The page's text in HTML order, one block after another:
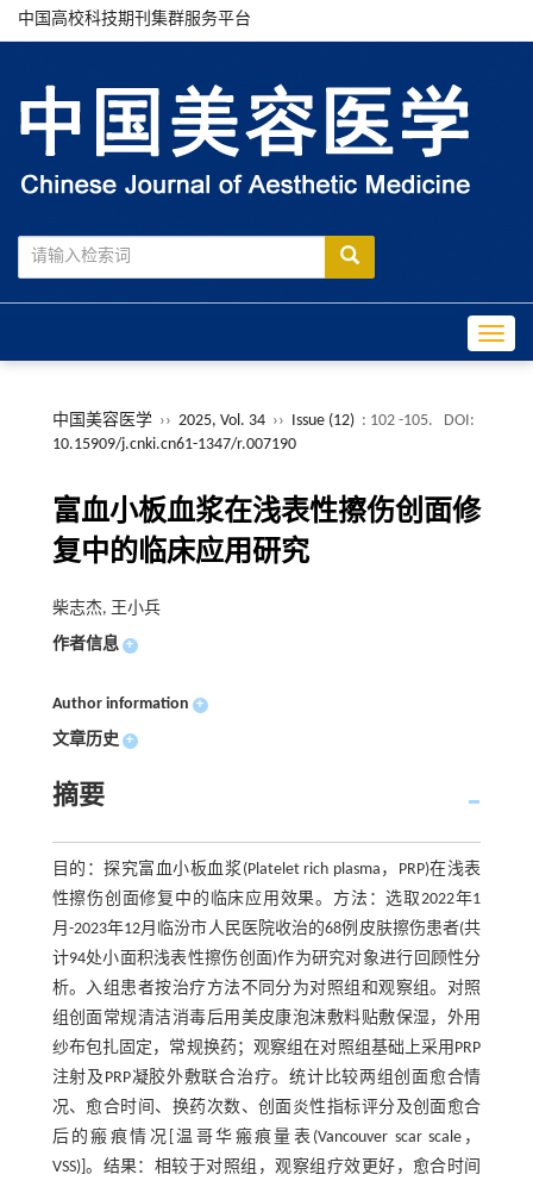
中国高校科技期刊集群服务平台
中国美容医学 ›› 2025, Vol. 34 ›› Issue (12) : 102 -105.
DOI:
10.15909/j.cnki.cn61-1347/r.007190
富血小板血浆在浅表性擦伤创面修
复中的临床应用研究
柴志杰, 王小兵
作者信息 +
Author information +
文章历史 +
摘要
目的：探究富血小板血浆(Platelet rich plasma，PRP)在浅表
性擦伤创面修复中的临床应用效果。方法：选取2022年1
月-2023年12月临汾市人民医院收治的68例皮肤擦伤患者(共
计94处小面积浅表性擦伤创面)作为研究对象进行回顾性分
析。入组患者按治疗方法不同分为对照组和观察组。对照
组创面常规清洁消毒后用美皮康泡沫敷料贴敷保湿，外用
纱布包扎固定，常规换药；观察组在对照组基础上采用PRP
注射及PRP凝胶外敷联合治疗。统计比较两组创面愈合情
况、愈合时间、换药次数、创面炎性指标评分及创面愈合
后的瘢痕情况[温哥华瘢痕量表(Vancouver scar scale，
VSS)]。结果：相较于对照组，观察组疗效更好，愈合时间